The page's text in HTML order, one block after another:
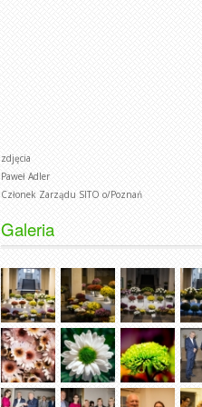
zdjęcia
Paweł Adler
Członek Zarządu SITO o/Poznań
Galeria